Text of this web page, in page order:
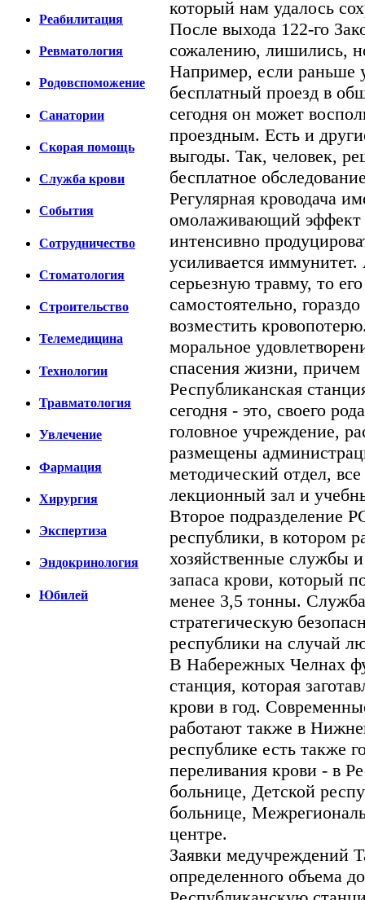
Реабилитация
Ревматология
Родовспоможение
Санатории
Скорая помощь
Cлужба крови
События
Сотрудничество
Стоматология
Строительство
Телемедицина
Технологии
Травматология
Увлечение
Фармация
Хирургия
Экспертиза
Эндокринология
Юбилей
который нам удалось
После выхода 122-го
сожалению, лишились,
Например, если раньше
бесплатный проезд в
сегодня он может
проездным. Есть и
выгоды. Так, человек,
бесплатное
Регулярная кроводача
омолаживающий эффект
интенсивно
усиливается
серьезную травму, то
самостоятельно,
возместить
моральное
спасения жизни,
Республиканская
сегодня - это, своего
головное учреждение,
размещены
методический отдел,
лекционный зал и
Второе подразделение
республики, в котором
хозяйственные службы
запаса крови, который
менее 3,5 тонны.
стратегическую
республики на случай
В Набережных Челнах
станция, которая
крови в год.
работают также в
республике есть также
переливания крови - в
больнице, Детской
больнице,
центре.
Заявки медучреждений
определенного объема